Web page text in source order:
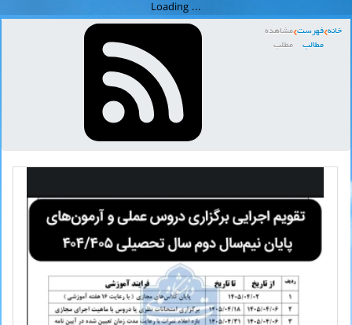
خانه فهرست
مطالب
مشاهده
مطلب